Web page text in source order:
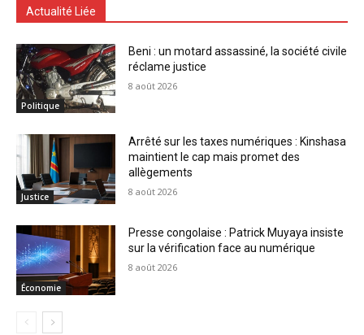
Actualité Liée
Politique
Beni : un motard assassiné, la société civile
réclame justice
8 août 2026
Justice
Arrêté sur les taxes numériques : Kinshasa
maintient le cap mais promet des
allègements
8 août 2026
Économie
Presse congolaise : Patrick Muyaya insiste
sur la vérification face au numérique
8 août 2026